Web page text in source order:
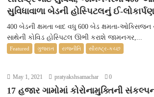
સુવિધાવાળા બેડની હોસ્પિટલનું ઈ-લોકાર્પણ
400 બેડની ક્ષમતા બાદ વધુ 600 બેડ ક્ષમતા-ઓક્સિજન
સાથેની કોવિડ હોસ્પિટલ ઊભી કરાશે જામનગર,...
Featured ગુજરાત રાજનીતિ સૌરાષ્ટ્ર-કચ્છ
May 1, 2021 pratyakshsamachar 0
17 હજાર ગામોમાં કોરોનામુક્તિની